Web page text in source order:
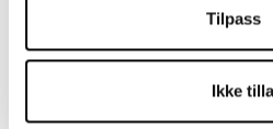
Tilpass
Ikke